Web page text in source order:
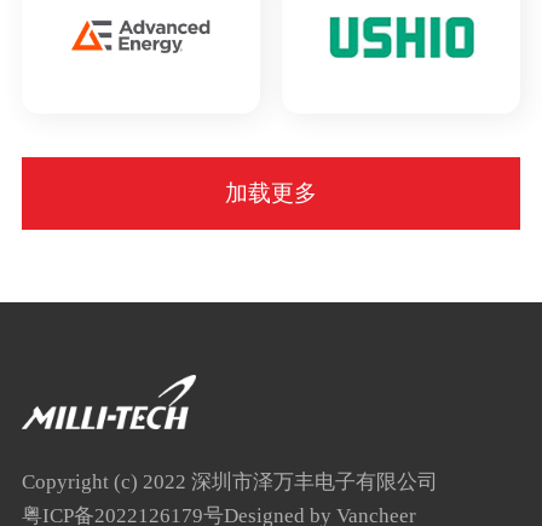
加载更多
Copyright (c) 2022 深圳市泽万丰电子有限公司
粤ICP备2022126179号Designed by Vancheer